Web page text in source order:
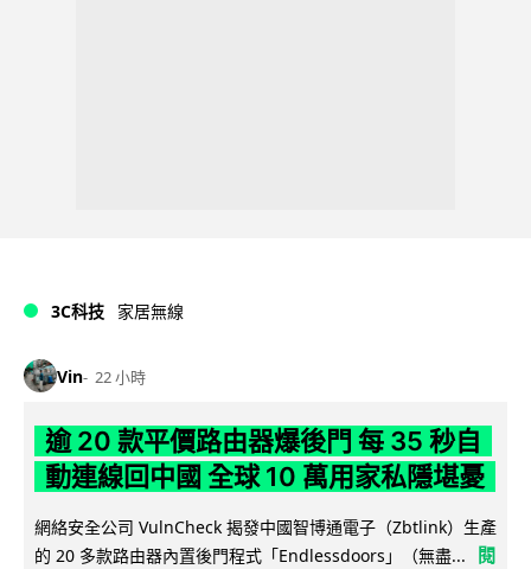
3C科技 家居無線
Vin 22 小時
逾 20 款平價路由器爆後門 每 35 秒自
動連線回中國 全球 10 萬用家私隱堪憂
網絡安全公司 VulnCheck 揭發中國智博通電子（Zbtlink）生產
的 20 多款路由器內置後門程式「Endlessdoors」（無盡...
閱